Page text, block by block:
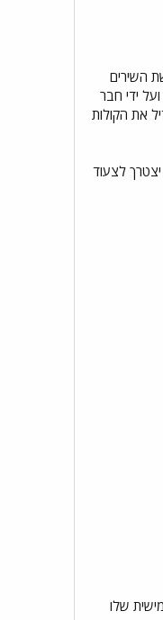
השירים
על ידי חבר השופטים המקצועי של עיתונאים (33% מהתוצאה) ועל ידי חבר
את הקולות
לצעוד
שלו